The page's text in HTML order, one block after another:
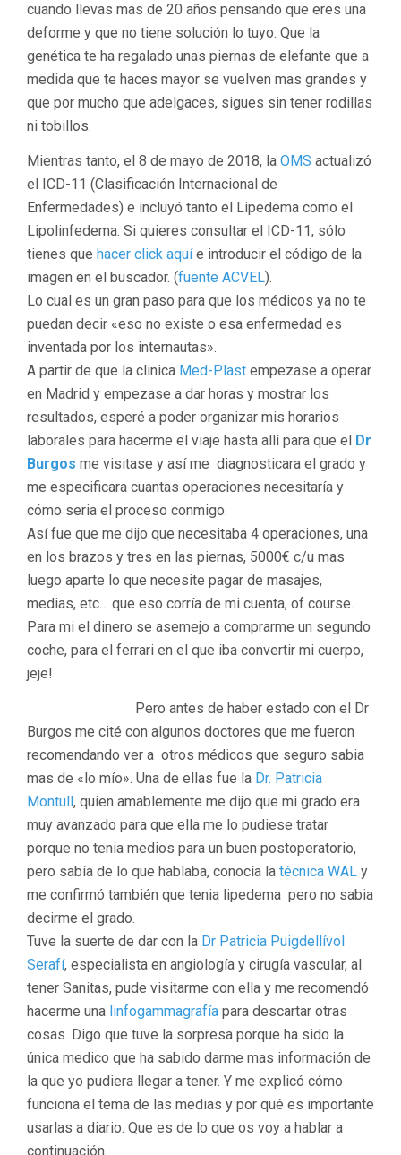
cuando llevas mas de 20 años pensando que eres una
deforme y que no tiene solución lo tuyo. Que la
genética te ha regalado unas piernas de elefante que a
medida que te haces mayor se vuelven mas grandes y
que por mucho que adelgaces, sigues sin tener rodillas
ni tobillos.
Mientras tanto, el 8 de mayo de 2018, la OMS actualizó
el ICD-11 (Clasificación Internacional de
Enfermedades) e incluyó tanto el Lipedema como el
Lipolinfedema. Si quieres consultar el ICD-11, sólo
tienes que hacer click aquíe introducir el código de la
imagen en el buscador. (fuente ACVEL).
Lo cual es un gran paso para que los médicos ya no te
puedan decir «eso no existe o esa enfermedad es
inventada por los internautas».
A partir de que la clinica Med-Plast empezase a operar
en Madrid y empezase a dar horas y mostrar los
resultados, esperé a poder organizar mis horarios
laborales para hacerme el viaje hasta allí para que el
Dr
Burgos me visitase y así me diagnosticara el grado y
me especificara cuantas operaciones necesitaría y
cómo seria el proceso conmigo.
Así fue que me dijo que necesitaba 4 operaciones, una
en los brazos y tres en las piernas, 5000€ c/u mas
luego aparte lo que necesite pagar de masajes,
medias, etc… que eso corría de mi cuenta, of course.
Para mi el dinero se asemejo a comprarme un segundo
coche, para el ferrari en el que iba convertir mi cuerpo,
jeje!
Pero antes de haber estado con el Dr
Burgos me cité con algunos doctores que me fueron
recomendando ver a otros médicos que seguro sabia
mas de «lo mío». Una de ellas fue la Dr. Patricia
Montull , quien amablemente me dijo que mi grado era
muy avanzado para que ella me lo pudiese tratar
porque no tenia medios para un buen postoperatorio,
pero sabía de lo que hablaba, conocía la técnica WAL y
me confirmó también que tenia lipedema pero no sabia
decirme el grado.
Tuve la suerte de dar con la Dr Patricia Puigdellívol
Serafí, especialista en angiología y cirugía vascular, al
tener Sanitas, pude visitarme con ella y me recomendó
hacerme una linfogammagrafía para descartar otras
cosas. Digo que tuve la sorpresa porque ha sido la
única medico que ha sabido darme mas información de
la que yo pudiera llegar a tener. Y me explicó cómo
funciona el tema de las medias y por qué es importante
usarlas a diario. Que es de lo que os voy a hablar a
continuación.